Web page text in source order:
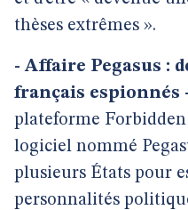
thèses extrêmes ».
- Affaire Pegasus :
français espionnés
plateforme Forbidden
logiciel nommé
plusieurs États pour
personnalités